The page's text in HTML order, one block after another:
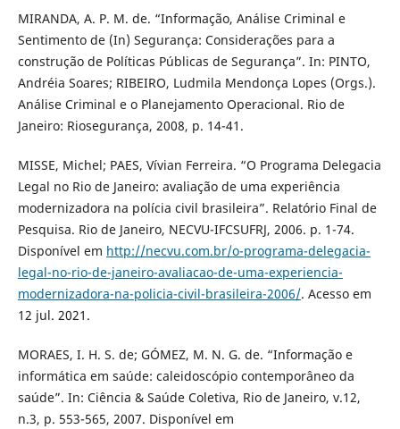
MIRANDA, A. P. M. de. “Informação, Análise Criminal e
Sentimento de (In) Segurança: Considerações para a
construção de Políticas Públicas de Segurança”. In: PINTO,
Andréia Soares; RIBEIRO, Ludmila Mendonça Lopes (Orgs.).
Análise Criminal e o Planejamento Operacional. Rio de
Janeiro: Riosegurança, 2008, p. 14-41.
MISSE, Michel; PAES, Vívian Ferreira. “O Programa Delegacia
Legal no Rio de Janeiro: avaliação de uma experiência
modernizadora na polícia civil brasileira”. Relatório Final de
Pesquisa. Rio de Janeiro, NECVU-IFCSUFRJ, 2006. p. 1-74.
Disponível em http://necvu.com.br/o-programa-delegacia-
legal-no-rio-de-janeiro-avaliacao-de-uma-experiencia-
modernizadora-na-policia-civil-brasileira-2006/. Acesso em
12 jul. 2021.
MORAES, I. H. S. de; GÓMEZ, M. N. G. de. “Informação e
informática em saúde: caleidoscópio contemporâneo da
saúde”. In: Ciência & Saúde Coletiva, Rio de Janeiro, v.12,
n.3, p. 553-565, 2007. Disponível em